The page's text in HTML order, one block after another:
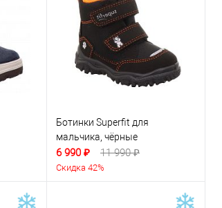
Ботинки Superfit для
мальчика, чёрные
6 990 ₽ 11 990 ₽
Скидка 42%